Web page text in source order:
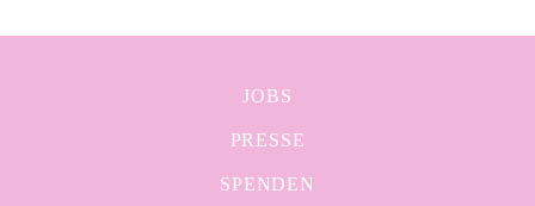
JOBS
PRESSE
SPENDEN